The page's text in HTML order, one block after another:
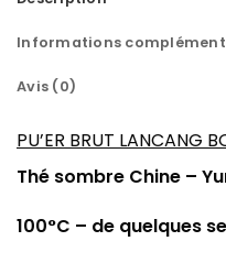
Informations
Avis (0)
PU’ER BRUT LANCANG
Thé sombre Chine –
100°C – de quelques